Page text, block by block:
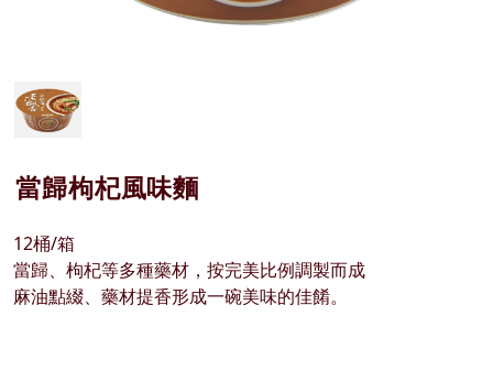
當歸枸杞風味麵
12桶/箱
當歸、枸杞等多種藥材，按完美比例調製而成
麻油點綴、藥材提香形成一碗美味的佳餚。